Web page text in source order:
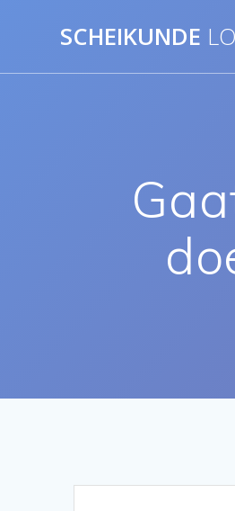
inhoud
SCHEIKUNDE